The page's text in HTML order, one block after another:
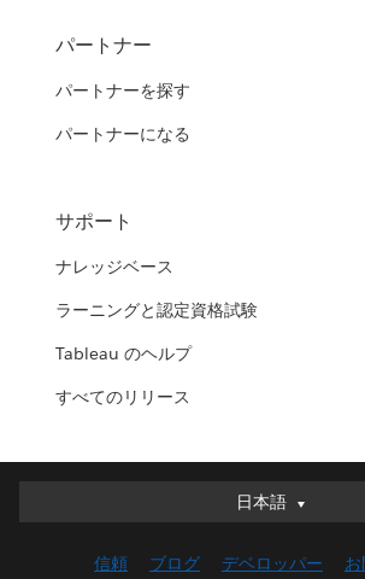
パートナー
パートナーを探す
パートナーになる
サポート
ナレッジベース
ラーニングと認定資格試験
Tableau のヘルプ
すべてのリリース
日本語
日本語
English (UK)
信頼 ブログ デベロッパー